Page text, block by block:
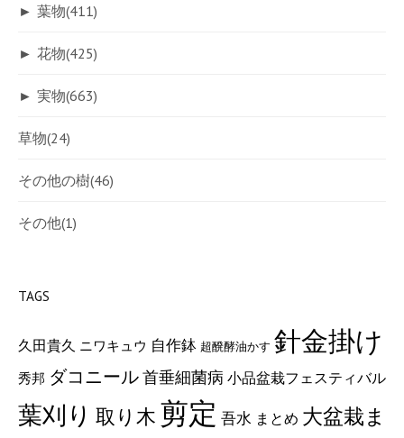
► 葉物(411)
► 花物(425)
► 実物(663)
草物(24)
その他の樹(46)
その他(1)
TAGS
久田貴久 ニワキュウ 自作鉢 超醗酵油かす 針金掛け
秀邦 ダコニール首垂細菌病 小品盆栽フェスティバル
葉刈り 取り木 剪定 吾水 まとめ 大盆栽ま